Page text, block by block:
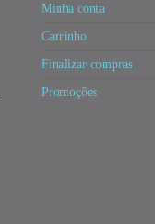
Minha conta
Carrinho
Finalizar compras
Promoções